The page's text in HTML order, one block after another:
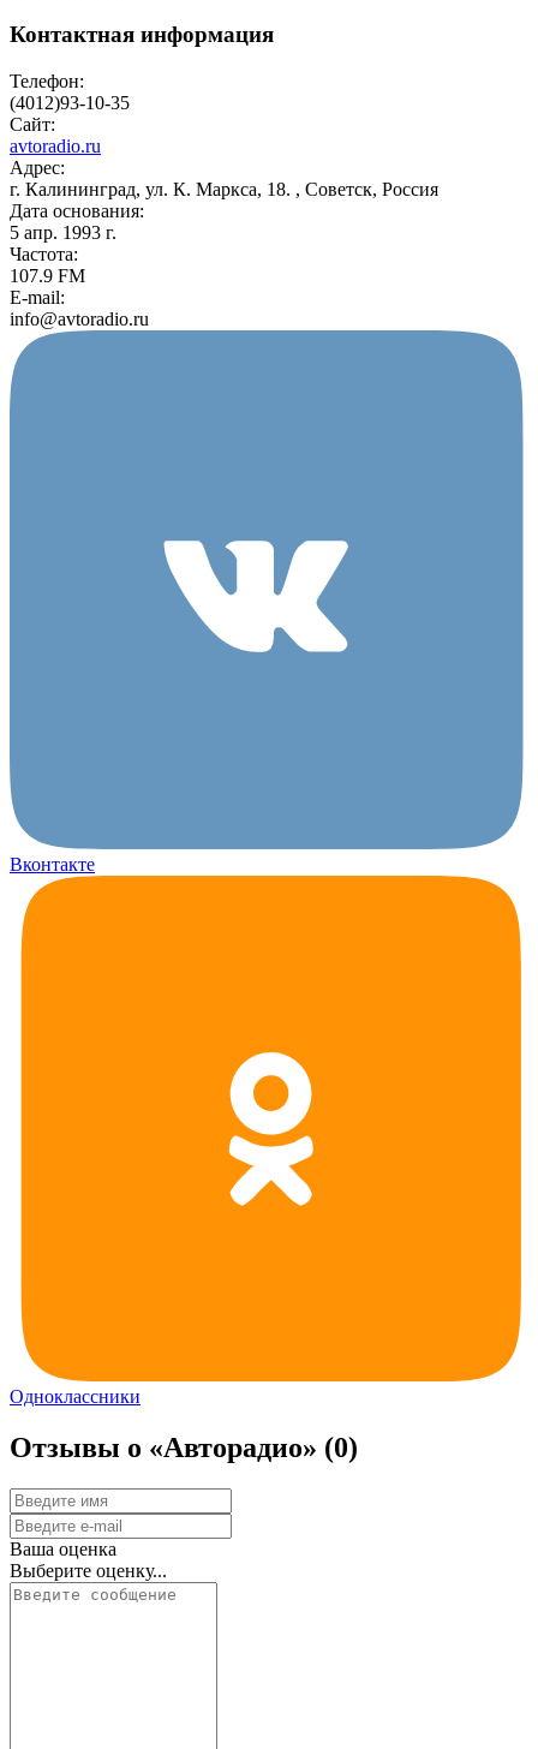
Контактная информация
Телефон:
(4012)93-10-35
Сайт:
avtoradio.ru
Адрес:
г. Калининград, ул. К. Маркса, 18. , Советск, Россия
Дата основания:
5 апр. 1993 г.
Частота:
107.9 FM
E-mail:
info@avtoradio.ru
Вконтакте
Одноклассники
Отзывы о «Авторадио» (0)
Ваша оценка
Выберите оценку...